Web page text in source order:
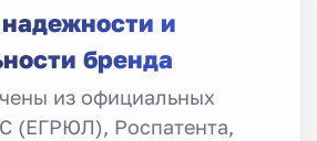
и
бренда
из официальных
(ЕГРЮЛ), Роспатента,